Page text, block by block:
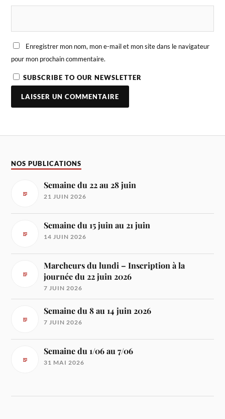
Enregistrer mon nom, mon e-mail et mon site dans le navigateur
pour mon prochain commentaire.
SUBSCRIBE TO OUR NEWSLETTER
NOS PUBLICATIONS
Semaine du 22 au 28 juin
21 JUIN 2026
Semaine du 15 juin au 21 juin
14 JUIN 2026
Marcheurs du lundi – Inscription à la
journée du 22 juin 2026
7 JUIN 2026
Semaine du 8 au 14 juin 2026
7 JUIN 2026
Semaine du 1/06 au 7/06
31 MAI 2026